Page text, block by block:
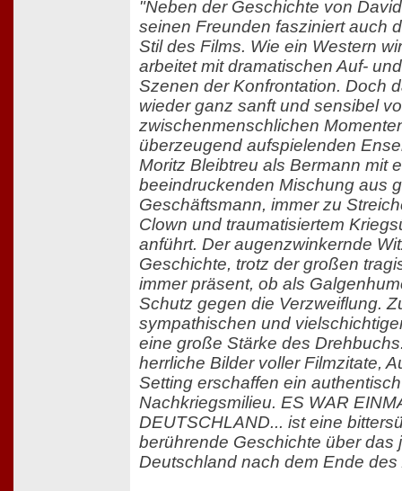
"Neben der Geschichte von
seinen Freunden fasziniert auch
Stil des Films. Wie ein Western
arbeitet mit dramatischen Auf-
Szenen der Konfrontation. Doch
wieder ganz sanft und sensibel
zwischenmenschlichen
überzeugend aufspielenden
Moritz Bleibtreu als Bermann mit
beeindruckenden Mischung aus
Geschäftsmann, immer zu
Clown und traumatisiertem
anführt. Der augenzwinkernde
Geschichte, trotz der großen
immer präsent, ob als
Schutz gegen die Verzweiflung.
sympathischen und
eine große Stärke des
herrliche Bilder voller Filmzitate,
Setting erschaffen ein
Nachkriegsmilieu. ES WAR
DEUTSCHLAND... ist eine
berührende Geschichte über das
Deutschland nach dem Ende